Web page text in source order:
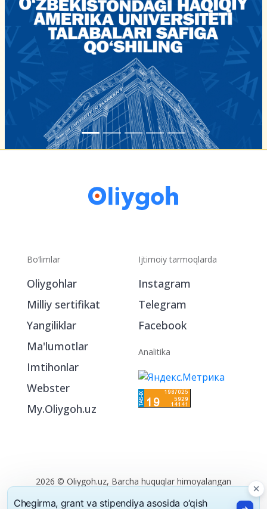
Bo‘limlar
Oliygohlar
Milliy sertifikat
Yangiliklar
Ma'lumotlar
Imtihonlar
Ijtimoiy tarmoqlarda
Instagram
Analitika
Chegirma, grant va stipendiya asosida o‘qish